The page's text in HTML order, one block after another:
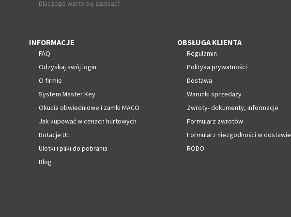
Dlaczego warto się zapisać?
INFORMACJE
FAQ
Odzyskaj swój login
O firmie
System Master Key
Okucia obwiedniowe i zamki MACO
Jak kupować w cenach hurtowych
Dotacje UE
Ulotki i pliki do pobrania
Blog
OBSŁUGA KLIENTA
Regulamin
Polityka prywatności
Dostawa
Warunki sprzedaży
Zwroty- dokumenty, informacje
Formularz zwrotów
Formularz niezgodności w dostawie
RODO